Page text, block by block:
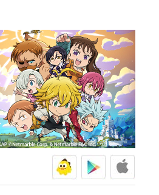
레이 토어
넷마블 구글플 애플스